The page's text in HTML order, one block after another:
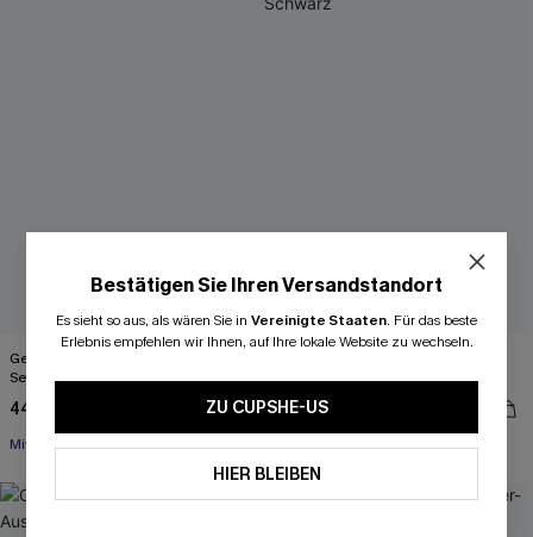
Gestreiftes V-Draht High-Waist Bikini-
Set
44,00 €
Mit Gratis-Maßband
Träger Bikini-Set in Schwarz
48,00 €
-9%
Bestätigen Sie Ihren Versandstandort
Es sieht so aus, als wären Sie in Vereinigte Staaten. Für das beste
Erlebnis empfehlen wir Ihnen, auf Ihre lokale Website zu wechseln.
ZU CUPSHE-US
HIER BLEIBEN